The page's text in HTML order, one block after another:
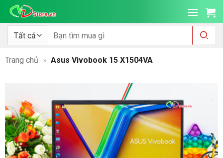
qua
dung
Tìm
kiếm:
Trang chủ » Asus Vivobook 15 X1504VA